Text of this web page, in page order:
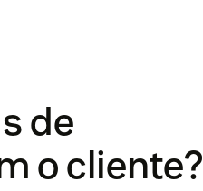
de
o cliente?